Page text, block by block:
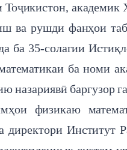
академик
ва рушди фанҳои
ба 35-солагии
ба номи
назариявӣ баргузор
физикаю
Институт